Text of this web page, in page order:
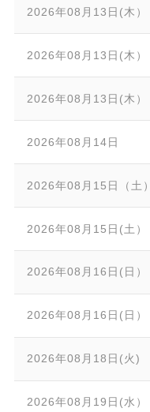
2026年08月13日(木）
2026年08月13日(木）
2026年08月13日(木）
2026年08月14日
2026年08月15日（土）
2026年08月15日(土）
2026年08月16日(日）
2026年08月16日(日）
2026年08月18日(火)
2026年08月19日(水）